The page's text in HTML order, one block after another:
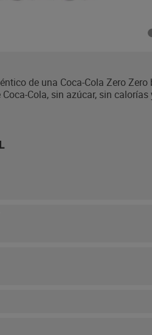
de una Coca-Cola Zero
Cola, sin azúcar, sin
y comidas con los tuyos.